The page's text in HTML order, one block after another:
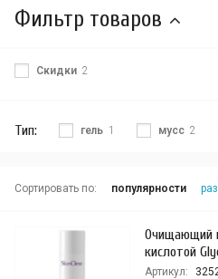
Фильтр товаров
Скидки 2
Тип: гель 1 мусс 2
Сортировать по: популярности
Очищающий
кислотой
Артикул: